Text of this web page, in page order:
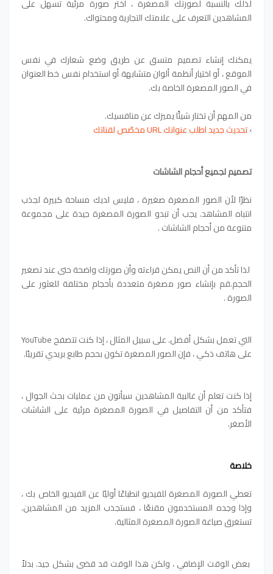
لذلك بالنسبة لصورتك المصغرة ، اختر صورة مرئية تسهل على
المشاهدين التعرف على علامتك التجارية ومحتواك.
يمكنك إنشاء تصميم متسق عن طريق وضع شعارك في نفس
الموقع ، أو اختيار أنظمة ألوان متشابهة أو استخدام نفس خط العنوان
في الصور المصغرة الخاصة بك.
من المهم أن تختار شيئًا يميزك عن منافسيك.
›تحديث جديد اطلب عنوانك URL مخصّص لقناتك
تصميم لجميع أحجام الشاشات
نظرًا لأن الصور المصغرة صغيرة ، فليس لديك مساحة كبيرة لجذب
انتباه المشاهد. يجب أن تبدو الصورة المصغرة جيدة على مجموعة
متنوعة من أحجام الشاشات .
لذا تأكد من أن النص يمكن قراءته وأن صورتك واضحة حتى عند تصغير
الحجم.قم بإنشاء صور مصغرة متعددة بأحجام مختلفة للعثور على
الصورة .
التي تعمل بشكل أفضل. على سبيل المثال ، إذا كنت تتصفح YouTube
على هاتف ذكي ، فإن الصور المصغرة تكون بحجم طابع بريدي تقريبًا.
إذا كنت تعلم أن غالبية المشاهدين سيأتون من عمليات بحث الجوال ،
فتأكد من أن التفاصيل في الصورة المصغرة مرئية على الشاشات
الأصغر.
خلاصة
تعطي الصورة المصغرة للفيديو انطباعًا أوليًا عن الفيديو الخاص بك ،
وإذا وجده المستخدمون مقنعًا ، فستجذب المزيد من المشاهدين.
تستغرق صياغة الصورة المصغرة المثالية.
بعض الوقت الإضافي ، ولكن هذا الوقت قد قضى بشكل جيد. بدلاً